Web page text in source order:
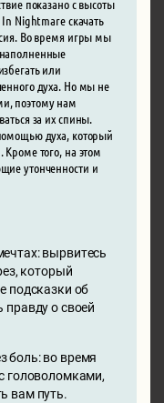
показано с высоты
Nightmare скачать
Во время игры мы
или
духа. Но мы не
поэтому нам
за их спины.
духа, который
того, на этом
утонченности и
вырвитесь
который
подсказки об
о своей
боль: во время
головоломками,
вам путь.